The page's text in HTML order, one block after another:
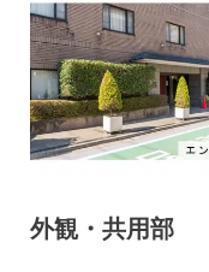
外観・共用部